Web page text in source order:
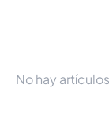
No hay